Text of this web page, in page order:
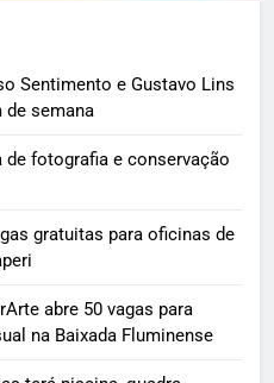
Sentimento e Gustavo Lins
de semana
de fotografia e conservação
gratuitas para oficinas de
abre 50 vagas para
na Baixada Fluminense